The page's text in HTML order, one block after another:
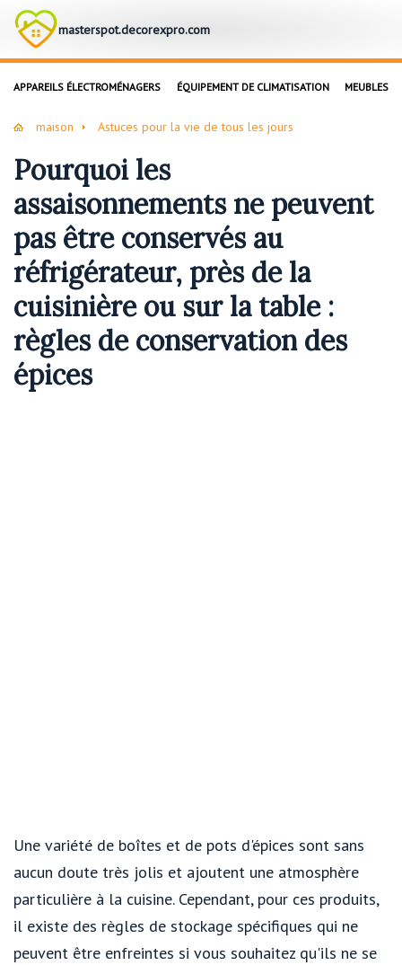
masterspot.decorexpro.com
APPAREILS ÉLECTROMÉNAGERS ÉQUIPEMENT DE CLIMATISATION MEUBLES
maison Astuces pour la vie de tous les jours
Pourquoi les
assaisonnements ne peuvent
pas être conservés au
réfrigérateur, près de la
cuisinière ou sur la table :
règles de conservation des
épices
Une variété de boîtes et de pots d'épices sont sans
aucun doute très jolis et ajoutent une atmosphère
particulière à la cuisine. Cependant, pour ces produits,
il existe des règles de stockage spécifiques qui ne
peuvent être enfreintes si vous souhaitez qu'ils ne se